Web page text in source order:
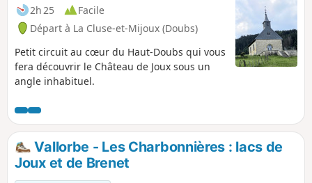
2h 25
Facile
Départ à La Cluse-et-Mijoux (Doubs)
Petit circuit au cœur du Haut-Doubs qui vous
fera découvrir le Château de Joux sous un
angle inhabituel.
Vallorbe - Les Charbonnières : lacs de
Joux et de Brenet